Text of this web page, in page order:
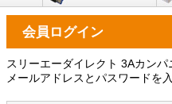
会員ログイン
スリーエーダイレクト 3Aカン
メールアドレスとパスワードを